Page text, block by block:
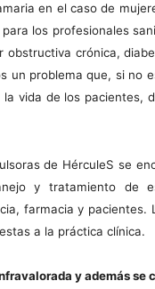
en el caso de
los profesionales
obstructiva crónica,
un problema que, si no
vida de los pacientes,
de HérculeS se
y tratamiento de
farmacia y
a la práctica clínica.
y además se